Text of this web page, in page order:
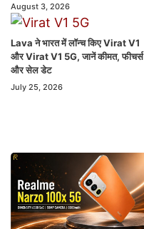
August 3, 2026
Lava ने भारत में लॉन्च किए Virat V1
और Virat V1 5G, जानें कीमत, फीचर्स
और सेल डेट
July 25, 2026